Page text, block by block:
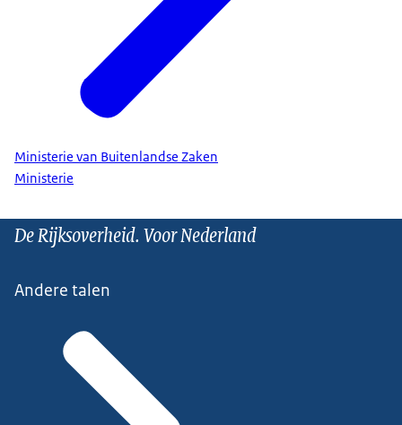
Ministerie van Buitenlandse Zaken
Ministerie
De Rijksoverheid. Voor Nederland
Andere talen